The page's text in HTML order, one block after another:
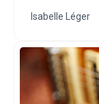
Isabelle Léger